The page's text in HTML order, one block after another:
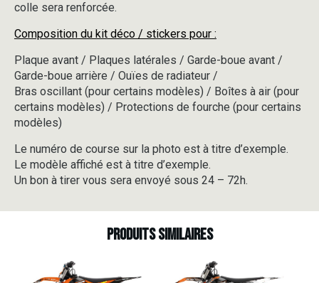
colle sera renforcée.
Composition du kit déco / stickers pour :
Plaque avant / Plaques latérales / Garde-boue avant /
Garde-boue arrière / Ouïes de radiateur /
Bras oscillant (pour certains modèles) / Boîtes à air (pour
certains modèles) / Protections de fourche (pour certains
modèles)
Le numéro de course sur la photo est à titre d’exemple.
Le modèle affiché est à titre d’exemple.
Un bon à tirer vous sera envoyé sous 24 – 72h.
Produits similaires